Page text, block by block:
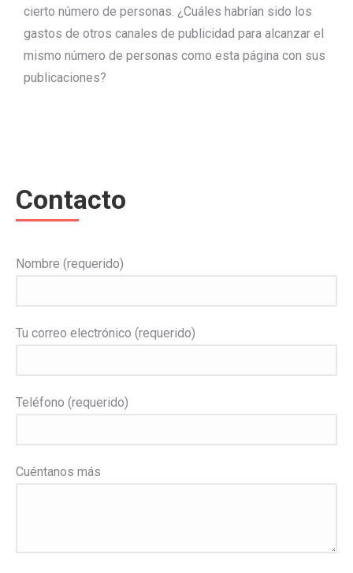
cierto número de personas. ¿Cuáles habrían sido los
gastos de otros canales de publicidad para alcanzar el
mismo número de personas como esta página con sus
publicaciones?
Contacto
Nombre (requerido)
Tu correo electrónico (requerido)
Teléfono (requerido)
Cuéntanos más